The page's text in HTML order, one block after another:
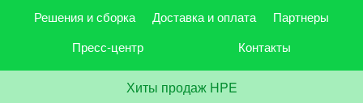
Решения и сборка
Доставка и оплата
Партнеры
Пресс-центр
Контакты
Хиты продаж HPE